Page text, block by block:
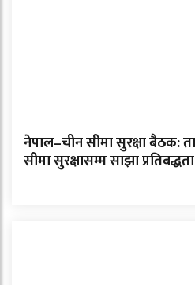
नेपाल–चीन सीमा सुरक्षा बैठक:
सीमा सुरक्षासम्म साझा प्रतिबद्धता